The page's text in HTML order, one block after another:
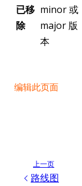
已移
除
minor 或
major 版
本
编辑此页面
上一页
路线图